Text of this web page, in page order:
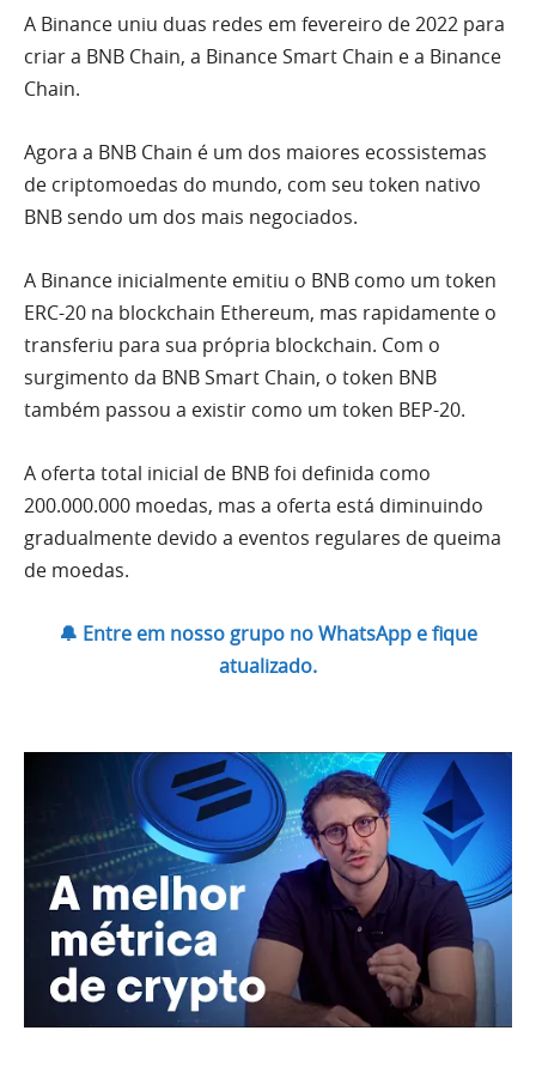
A Binance uniu duas redes em fevereiro de 2022 para
criar a BNB Chain, a Binance Smart Chain e a Binance
Chain.
Agora a BNB Chain é um dos maiores ecossistemas
de criptomoedas do mundo, com seu token nativo
BNB sendo um dos mais negociados.
A Binance inicialmente emitiu o BNB como um token
ERC-20 na blockchain Ethereum, mas rapidamente o
transferiu para sua própria blockchain. Com o
surgimento da BNB Smart Chain, o token BNB
também passou a existir como um token BEP-20.
A oferta total inicial de BNB foi definida como
200.000.000 moedas, mas a oferta está diminuindo
gradualmente devido a eventos regulares de queima
de moedas.
🔔 Entre em nosso grupo no WhatsApp e fique
atualizado.